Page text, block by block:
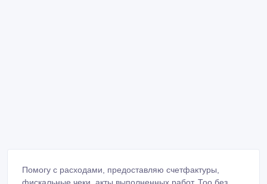
Помогу с расходами, предоставляю счетфактуры,